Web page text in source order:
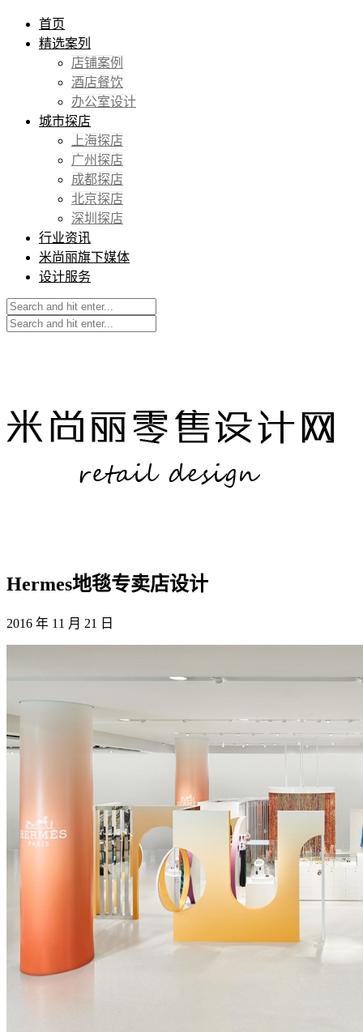
首页
精选案列
店铺案例
酒店餐饮
办公室设计
城市探店
上海探店
广州探店
成都探店
北京探店
深圳探店
行业资讯
米尚丽旗下媒体
设计服务
Hermes地毯专卖店设计
2016 年 11 月 21 日